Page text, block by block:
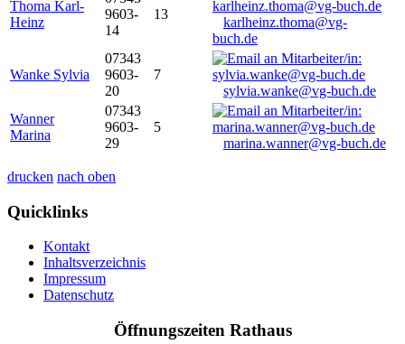
Thoma Karl-
Heinz
9603-
14
13
karlheinz.thoma@vg-
buch.de
Wanke Sylvia
07343
9603-
20
7
sylvia.wanke@vg-buch.de
Wanner
Marina
07343
9603-
29
5
marina.wanner@vg-buch.de
drucken nach oben
Quicklinks
Kontakt
Inhaltsverzeichnis
Impressum
Datenschutz
Öffnungszeiten Rathaus